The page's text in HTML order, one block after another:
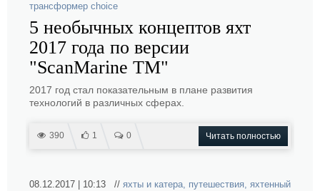
трансформер choice
5 необычных концептов яхт
2017 года по версии
"ScanMarine TM"
2017 год стал показательным в плане развития
технологий в различных сферах.
390 1 0 Читать полностью
08.12.2017 | 10:13 // яхты и катера, путешествия, яхтенный